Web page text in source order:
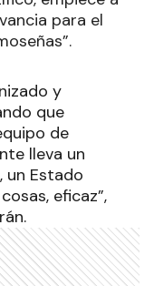
para el
y
que
de
lleva un
Estado
eficaz”,